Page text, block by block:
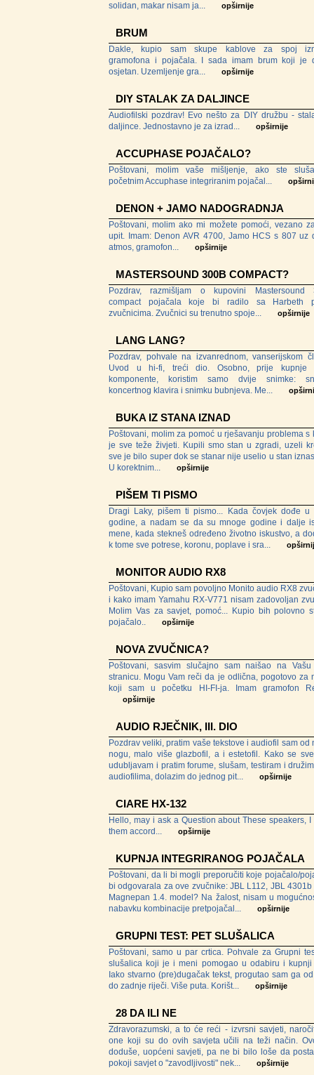
solidan, makar nisam ja...
opširnije
BRUM
Dakle, kupio sam skupe kablove za spoj
gramofona i pojačala. I sada imam brum koji je
osjetan. Uzemljenje gra...
opširnije
DIY STALAK ZA DALJINCE
Audiofilski pozdrav! Evo nešto za DIY družbu -
daljince. Jednostavno je za izrad...
opširnije
ACCUPHASE POJAČALO?
Poštovani, molim vaše mišljenje, ako ste
početnim Accuphase integriranim pojačal...
DENON + JAMO NADOGRADNJA
Poštovani, molim ako mi možete pomoći, vezano
upit. Imam: Denon AVR 4700, Jamo HCS s 807 uz
atmos, gramofon...
opširnije
MASTERSOUND 300B COMPACT?
Pozdrav, razmišljam o kupovini Mastersound
compact pojačala koje bi radilo sa Harbeth
zvučnicima. Zvučnici su trenutno spoje...
opširnije
LANG LANG?
Pozdrav, pohvale na izvanrednom, vanserijskom
Uvod u hi-fi, treći dio. Osobno, prije kupnje
komponente, koristim samo dvije snimke:
koncertnog klavira i snimku bubnjeva. Me...
BUKA IZ STANA IZNAD
Poštovani, molim za pomoć u rješavanju problema s
je sve teže živjeti. Kupili smo stan u zgradi, uzeli
sve je bilo super dok se stanar nije uselio u stan
U korektnim...
opširnije
PIŠEM TI PISMO
Dragi Laky, pišem ti pismo... Kada čovjek dođe u
godine, a nadam se da su mnoge godine i dalje
mene, kada stekneš određeno životno iskustvo, a
k tome sve potrese, koronu, poplave i sra...
MONITOR AUDIO RX8
Poštovani, Kupio sam povoljno Monito audio RX8
i kako imam Yamahu RX-V771 nisam zadovoljan
Molim Vas za savjet, pomoć... Kupio bih polovno
pojačalo..
opširnije
NOVA ZVUČNICA?
Poštovani, sasvim slučajno sam naišao na
stranicu. Mogu Vam reči da je odlična, pogotovo za
koji sam u početku HI-FI-ja. Imam gramofon
opširnije
AUDIO RJEČNIK, III. DIO
Pozdrav veliki, pratim vaše tekstove i audiofil sam od
nogu, malo više glazbofil, a i estetofil. Kako se
udubljavam i pratim forume, slušam, testiram i
audiofilima, dolazim do jednog pit...
opširnije
CIARE HX-132
Hello, may i ask a Question about These speakers, I
them accord...
opširnije
KUPNJA INTEGRIRANOG POJAČALA
Poštovani, da li bi mogli preporučiti koje pojačalo/
bi odgovarala za ove zvučnike: JBL L112, JBL 4301b
Magnepan 1.4. model? Na žalost, nisam u
nabavku kombinacije pretpojačal...
opširnije
GRUPNI TEST: PET SLUŠALICA
Poštovani, samo u par crtica. Pohvale za Grupni
slušalica koji je i meni pomogao u odabiru i kupnji
Iako stvarno (pre)dugačak tekst, progutao sam ga
do zadnje riječi. Više puta. Korišt...
opširnije
28 DA ILI NE
Zdravorazumski, a to će reći - izvrsni savjeti,
one koji su do ovih savjeta učili na teži način.
doduše, uopćeni savjeti, pa ne bi bilo loše da
pokoji savjet o "zavodljivosti" nek...
opširnije